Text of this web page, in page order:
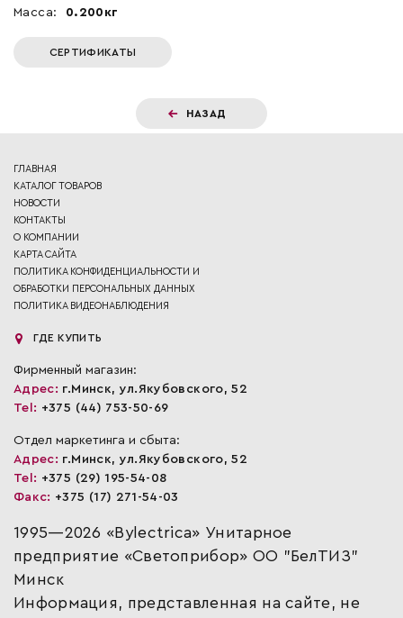
Масса:
0.200кг
СЕРТИФИКАТЫ
НАЗАД
ГЛАВНАЯ
КАТАЛОГ ТОВАРОВ
НОВОСТИ
КОНТАКТЫ
О КОМПАНИИ
КАРТА САЙТА
ПОЛИТИКА КОНФИДЕНЦИАЛЬНОСТИ И
ОБРАБОТКИ ПЕРСОНАЛЬНЫХ ДАННЫХ
ПОЛИТИКА ВИДЕОНАБЛЮДЕНИЯ
ГДЕ КУПИТЬ
Фирменный магазин:
Адрес: г.Минск, ул.Якубовского, 52
Tel: +375 (44) 753-50-69
Отдел маркетинга и сбыта:
Адрес: г.Минск, ул.Якубовского, 52
Tel: +375 (29) 195-54-08
Факс: +375 (17) 271-54-03
1995—2026 «Bylectrica» Унитарное
предприятие «Светоприбор» ОО "БелТИЗ"
Минск
Информация, представленная на сайте, не